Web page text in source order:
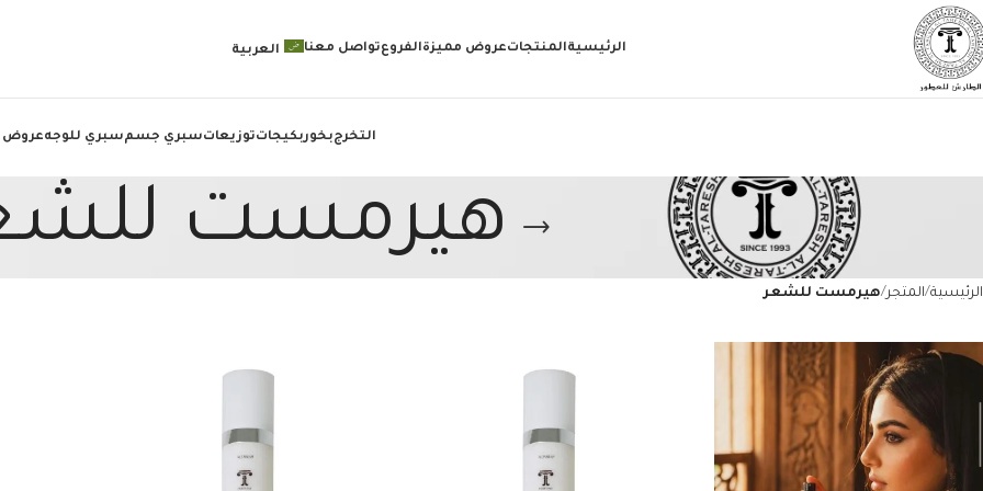
الرئيسيةالمنتجاتعروض مميزةالفروعتواصل معنا العربية
التخرجبخوربكيجاتتوزيعاتسبري جسمسبري للوجهعروض
هيرمست
الرئيسية المتجر هيرمست للشعر